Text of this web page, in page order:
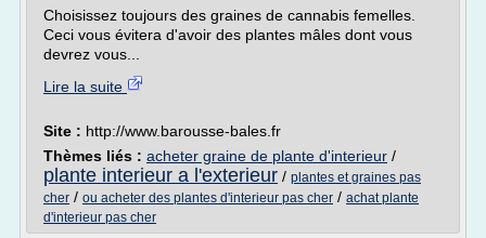
Choisissez toujours des graines de cannabis femelles.
Ceci vous évitera d'avoir des plantes mâles dont vous
devrez vous...
Lire la suite
Site : http://www.barousse-bales.fr
Thèmes liés : acheter graine de plante d'interieur /
plante interieur a l'exterieur / plantes et graines pas
cher / ou acheter des plantes d'interieur pas cher / achat plante
d'interieur pas cher